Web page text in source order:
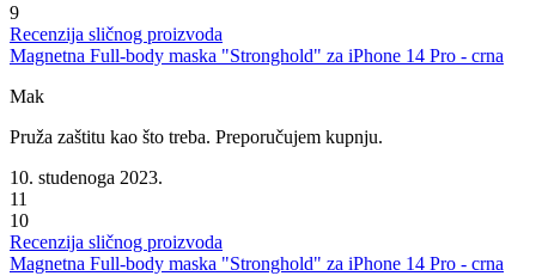
9
Recenzija sličnog proizvoda
Magnetna Full-body maska "Stronghold" za iPhone 14 Pro - crna
Mak
Pruža zaštitu kao što treba. Preporučujem kupnju.
10. studenoga 2023.
11
10
Recenzija sličnog proizvoda
Magnetna Full-body maska "Stronghold" za iPhone 14 Pro - crna